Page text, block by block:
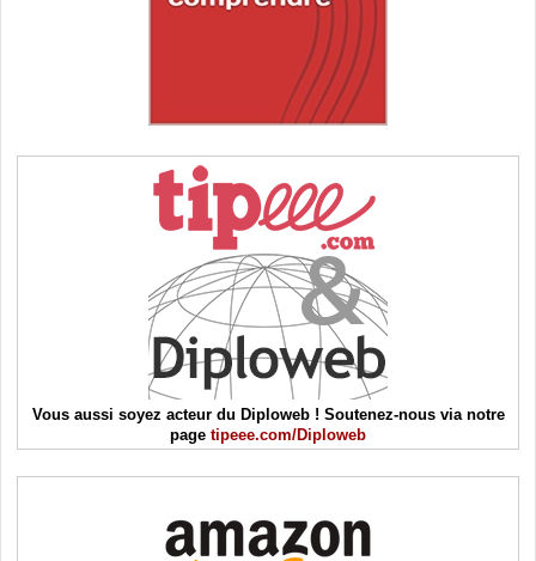
Vous aussi soyez acteur du Diploweb ! Soutenez-nous via notre
page tipeee.com/Diploweb